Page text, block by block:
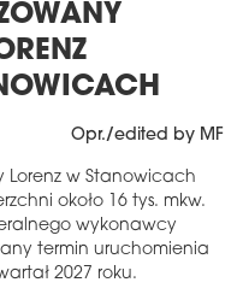
Opr./edited by MF
Lorenz w Stanowicach
około 16 tys. mkw.
wykonawcy
termin uruchomienia
2027 roku.